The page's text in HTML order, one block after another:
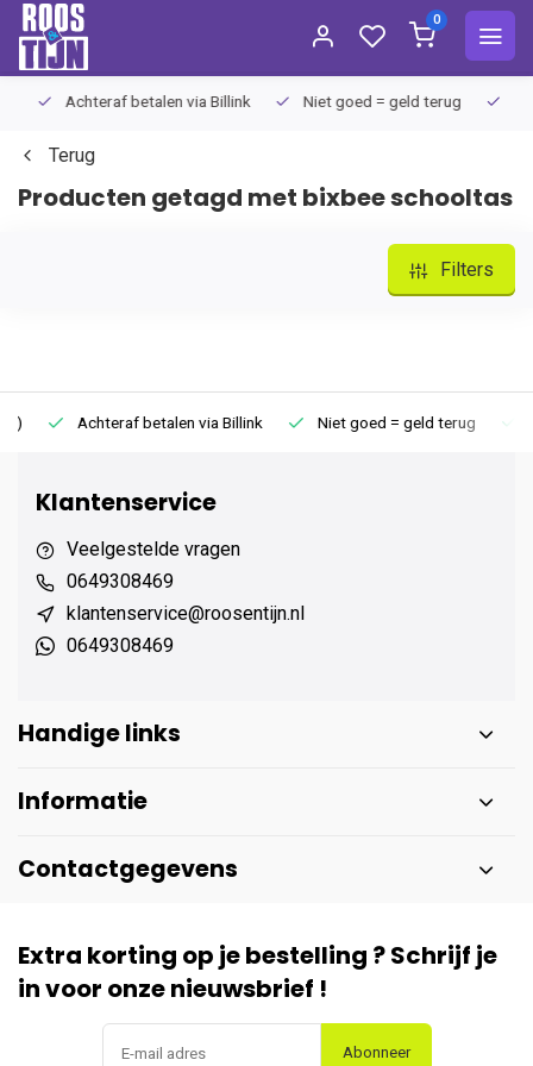
0
Achteraf betalen via Billink Niet goed = geld terug
Terug
Producten getagd met bixbee schooltas
Filters
Achteraf betalen via Billink Niet goed = geld terug
Klantenservice
Veelgestelde vragen
0649308469
klantenservice@roosentijn.nl
0649308469
Handige links
Informatie
Contactgegevens
Extra korting op je bestelling ? Schrijf je
in voor onze nieuwsbrief !
Abonneer